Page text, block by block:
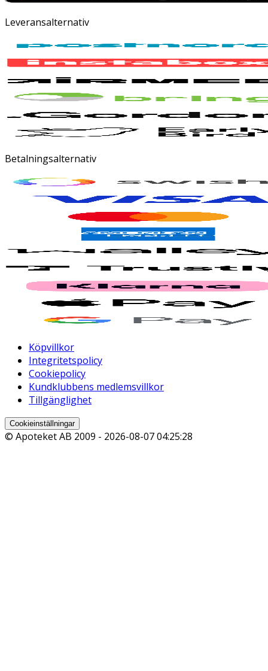
Leveransalternativ
Betalningsalternativ
Köpvillkor
Integritetspolicy
Cookiepolicy
Kundklubbens medlemsvillkor
Tillgänglighet
Cookieinställningar
© Apoteket AB 2009 - 2026-08-07 04:25:28